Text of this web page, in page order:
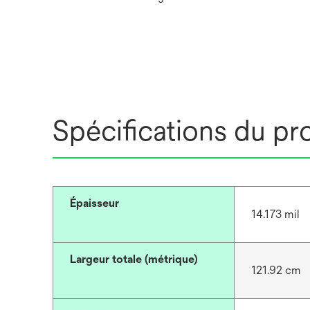
Spécifications du
Épaisseur
14.173 mil
Largeur totale (métrique)
121.92 cm